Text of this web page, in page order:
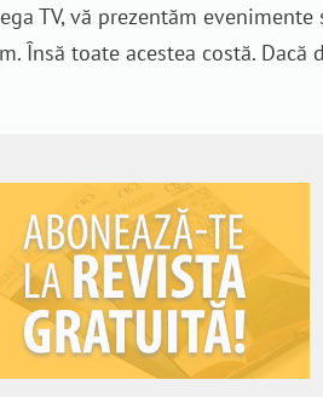
TV, vă prezentăm
Însă toate acestea costă.